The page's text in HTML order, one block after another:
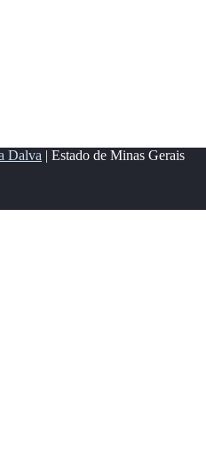
Dalva | Estado de Minas Gerais